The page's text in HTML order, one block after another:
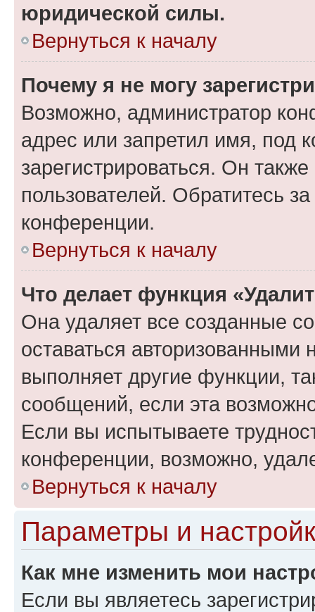
юридической силы.
Вернуться к началу
Почему я не могу
Возможно, администратор
адрес или запретил имя, под
зарегистрироваться. Он
пользователей. Обратитесь
конференции.
Вернуться к началу
Что делает функция
Она удаляет все созданные
оставаться авторизованными
выполняет другие функции,
сообщений, если эта
Если вы испытываете
конференции, возможно,
Вернуться к началу
Параметры и
Как мне изменить мои
Если вы являетесь